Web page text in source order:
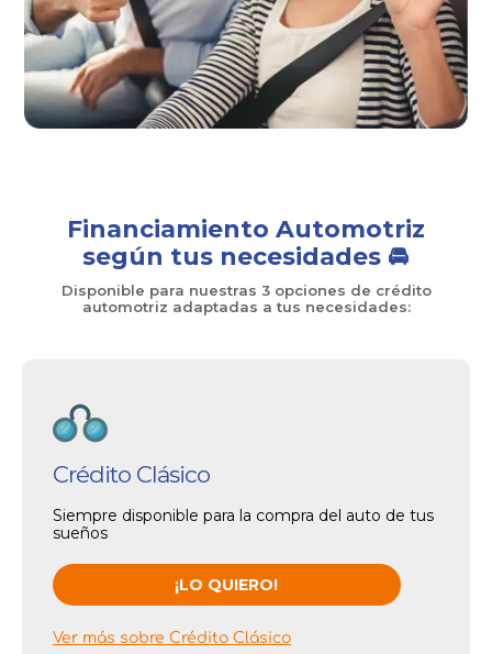
Financiamiento Automotriz
según tus necesidades 🚘
Disponible para nuestras 3 opciones de crédito
automotriz adaptadas a tus necesidades:
Crédito Clásico
Siempre disponible para la compra del auto de tus
sueños
¡LO QUIERO!
Ver más sobre Crédito Clásico